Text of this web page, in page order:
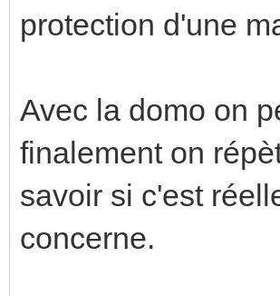
protection d'une
Avec la domo on
finalement on
savoir si c'est
concerne.